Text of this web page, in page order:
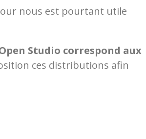
jour nous est pourtant utile
Studio correspond aux
ces distributions afin